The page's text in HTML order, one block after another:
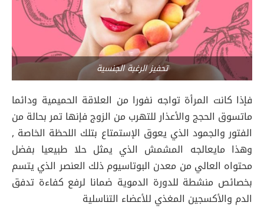
تحفيز الرغبة الجنسية
فإذا كانت المرأة تواجه نفورا من العلاقة الحميمية ودائما
ماتسوق الحجج والأعذار للتهرب من الزوج فإنها تمر بحالة من
الفتور والجمود الذي يعوق الإستمتاع بتلك اللحظة الخاصة ,
وهذا مايعالجه المشمش الذي يمثل حلا طبيعيا بفضل
محتواه العالي من معدن البوتاسيوم ذلك العنصر الذي يتسم
بخصائص منشطة للدورة الدموية ضمانا لرفع كفاءة تدفق
الدم والأكسجين المغذي للأعضاء التناسلية